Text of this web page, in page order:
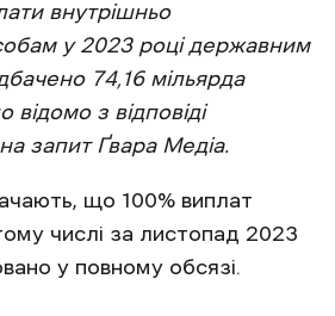
внутрішньо
у 2023 році державним
74,16 мільярда
відомо з відповіді
запит Ґвара Медіа.
що 100% виплат
числі за листопад 2023
у повному обсязі.